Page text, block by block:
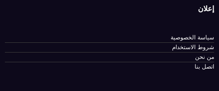
إعلان
سياسة الخصوصية
شروط الاستخدام
من نحن
اتصل بنا